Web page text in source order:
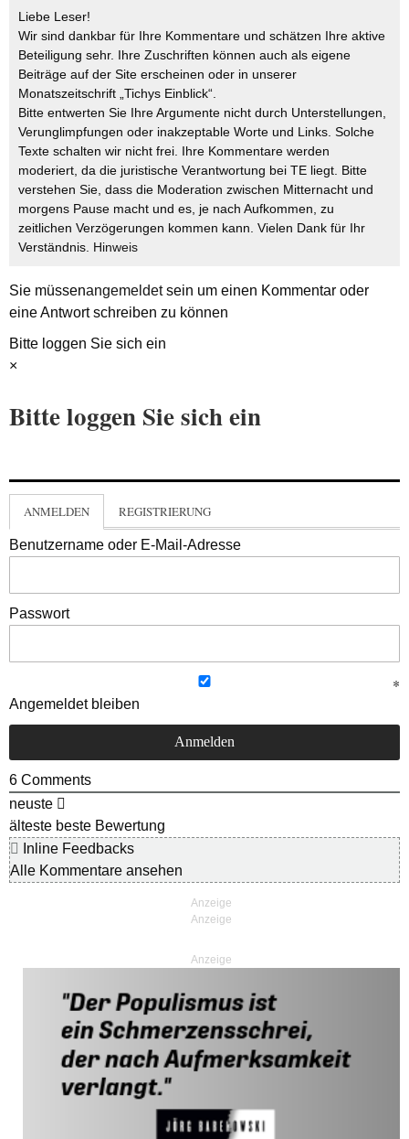
Liebe Leser!
Wir sind dankbar für Ihre Kommentare und schätzen Ihre aktive
Beteiligung sehr. Ihre Zuschriften können auch als eigene
Beiträge auf der Site erscheinen oder in unserer
Monatszeitschrift „Tichys Einblick“.
Bitte entwerten Sie Ihre Argumente nicht durch Unterstellungen,
Verunglimpfungen oder inakzeptable Worte und Links. Solche
Texte schalten wir nicht frei. Ihre Kommentare werden
moderiert, da die juristische Verantwortung bei TE liegt. Bitte
verstehen Sie, dass die Moderation zwischen Mitternacht und
morgens Pause macht und es, je nach Aufkommen, zu
zeitlichen Verzögerungen kommen kann. Vielen Dank für Ihr
Verständnis. Hinweis
Sie müssenangemeldetsein um einen Kommentar oder
eine Antwort schreiben zu können
Bitte loggen Sie sich ein
×
Bitte loggen Sie sich ein
ANMELDEN REGISTRIERUNG
Benutzername oder E-Mail-Adresse
Passwort
Angemeldet bleiben
6 Comments
neuste
älteste beste Bewertung
Inline Feedbacks
Alle Kommentare ansehen
Anzeige